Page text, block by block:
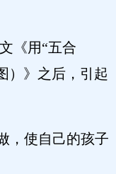
《用“五合
）》之后，引起
，使自己的孩子